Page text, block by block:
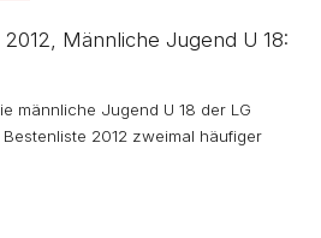
Männliche Jugend U 18:
männliche Jugend U 18 der LG
2012 zweimal häufiger